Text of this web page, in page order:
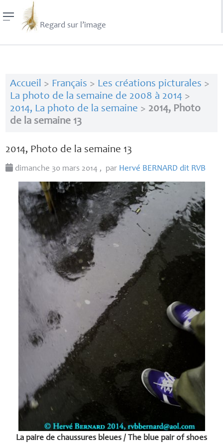
Regard sur l’image
Accueil > Français > Les créations picturales >
La photo de la semaine de 2008 à 2014>
2014, La photo de la semaine > 2014, Photo
de la semaine 13
2014, Photo de la semaine 13
dimanche 30 mars 2014 , par Hervé BERNARD dit RVB
La paire de chaussures bleues / The blue pair of shoes